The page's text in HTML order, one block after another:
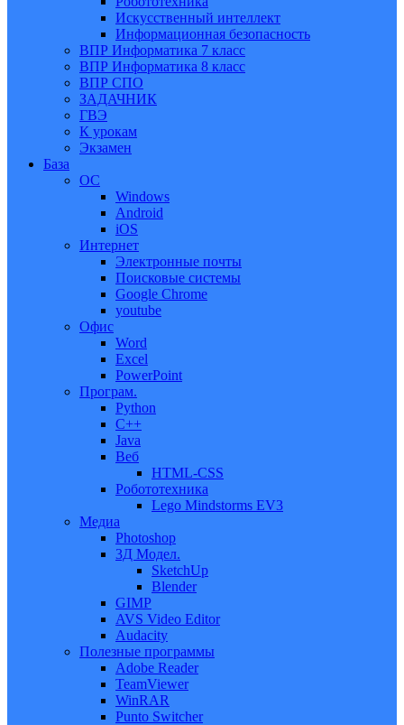
Искусственный интеллект
Информационная безопасность
ВПР Информатика 7 класс
ВПР Информатика 8 класс
ВПР СПО
ЗАДАЧНИК
ГВЭ
К урокам
Экзамен
База
ОС
Windows
Android
iOS
Интернет
Электронные почты
Поисковые системы
Google Chrome
youtube
Офис
Word
Excel
PowerPoint
Програм.
Python
C++
Java
Веб
HTML-CSS
Робототехника
Lego Mindstorms EV3
Медиа
Photoshop
3Д Модел.
SketchUp
Blender
GIMP
AVS Video Editor
Audacity
Полезные программы
Adobe Reader
TeamViewer
WinRAR
Punto Switcher